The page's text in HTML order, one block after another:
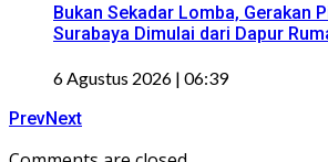
Bukan Sekadar Lomba, Gerakan
Surabaya Dimulai dari Dapur
6 Agustus 2026 | 06:39
PrevNext